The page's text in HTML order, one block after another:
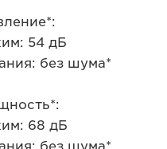
54 дБ
без шума*
68 дБ